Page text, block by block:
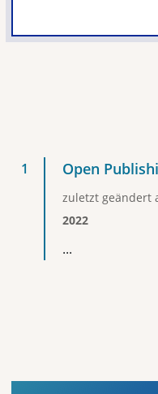
Open
zuletzt geändert
2022
...